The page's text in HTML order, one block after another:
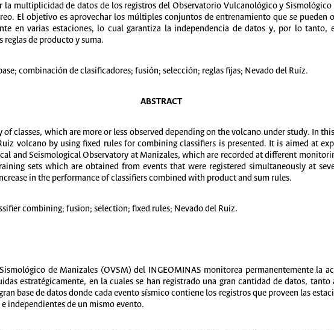
la multiplicidad de datos de los registros del Observatorio Vulcanológico y
El objetivo es aprovechar los múltiples conjuntos de entrenamiento que se pueden
en varias estaciones, lo cual garantiza la independencia de datos y, por lo tanto,
reglas de producto y suma.
combinación de clasificadores; fusión; selección; reglas fijas; Nevado del Ruíz.
ABSTRACT
of classes, which are more or less observed depending on the volcano under study. In
volcano by using fixed rules for combining classifiers is presented. It is aimed at
and Seismological Observatory at Manizales, which are recorded at different
sets which are obtained from events that were registered simultaneously at
in the performance of classifiers combined with product and sum rules.
combining; fusion; selection; fixed rules; Nevado del Ruiz.
de Manizales (OVSM) del INGEOMINAS monitorea permanentemente la
estratégicamente, en la cuales se han registrado una gran cantidad de datos,
base de datos donde cada evento sísmico contiene los registros que proveen las
independientes de un mismo evento.